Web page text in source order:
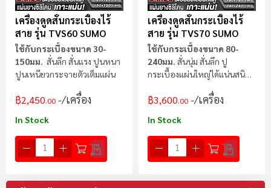
เครื่องดูดสั่นกระเบื้องไร้
สาย รุ่น TVS60 SUMO
ใช้กับกระเบื้องขนาด 30-
150มม. สั่นลึก สั่นแรง ปูนหนา
ปูนเหนียวกระจายตัวเต็มแผ่น
฿2,450.00 /เครื่อง
In Stock
เครื่องดูดสั่นกระเบื้องไร้
สาย รุ่น TVS70 SUMO
ใช้กับกระเบื้องขนาด 80-
240มม. สั่นนุ่ม สั่นลึก ปู
กระเบื้องแผ่นใหญ่ได้แน่นสนิท
฿3,600.00 /เครื่อง
In Stock